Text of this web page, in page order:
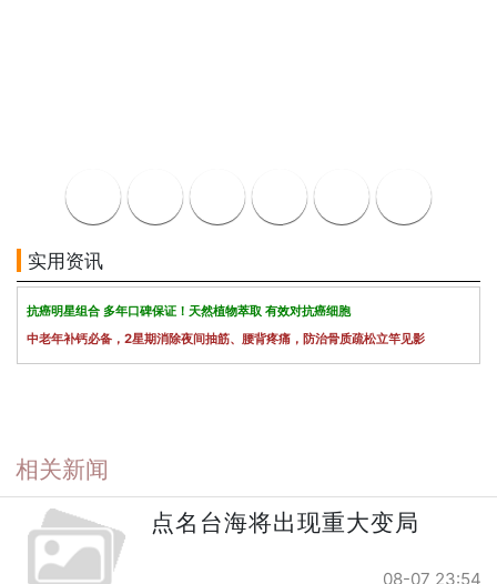
实用资讯
抗癌明星组合 多年口碑保证！天然植物萃取 有效对抗癌细胞
中老年补钙必备，2星期消除夜间抽筋、腰背疼痛，防治骨质疏松立竿见影
相关新闻
点名台海将出现重大变局
08-07 23:54